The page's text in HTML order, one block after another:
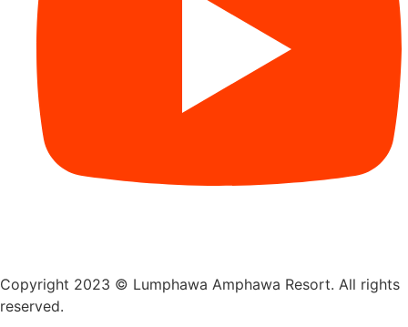
Copyright 2023 © Lumphawa Amphawa Resort. All rights
reserved.